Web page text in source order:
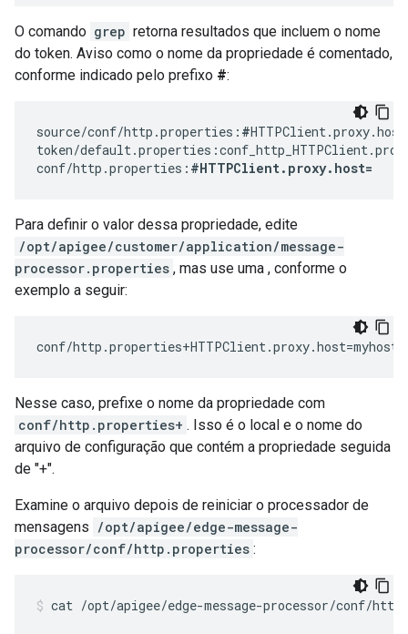
O comando grep retorna resultados que incluem o nome
do token. Aviso como o nome da propriedade é comentado,
conforme indicado pelo prefixo #:
source/conf/http.properties: #
token/
conf/http.properties: #HTTPClient.proxy.host=
Para definir o valor dessa propriedade, edite
/opt/apigee/customer/application/message-
processor.properties , mas use uma , conforme o
exemplo a seguir:
conf/
Nesse caso, prefixe o nome da propriedade com
conf/http.properties+ . Isso é o local e o nome do
arquivo de configuração que contém a propriedade seguida
de "+".
Examine o arquivo depois de reiniciar o processador de
mensagens /opt/apigee/edge-message-
processor/conf/http.properties :
cat /opt/apigee/edge-message-processor/conf/